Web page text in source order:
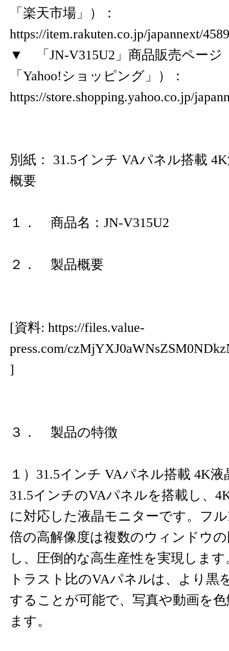
「楽天市場」）：
https://item.rakuten.co.jp/japannext/
▼ 「JN-V315U2」商品販売ページ
「Yahoo!ショッピング」）：
https://store.shopping.yahoo.co.jp/
別紙： 31.5インチ VAパネル搭載
概要
１． 商品名：JN-V315U2
２． 製品概要
[資料: https://files.value-
press.com/
]
３． 製品の特徴
１）31.5インチ VAパネル搭載 4K
31.5インチのVAパネルを搭載し、
に対応した液晶モニターです。フル
倍の高解像度は複数のウィンドウ
し、圧倒的な高生産性を実現します
トラスト比のVAパネルは、より黒
することが可能で、写真や動画を
ます。